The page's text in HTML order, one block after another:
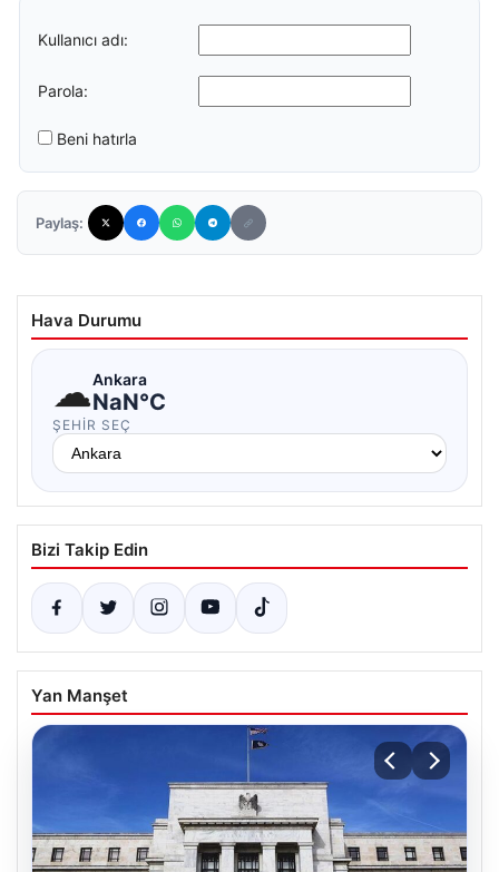
Kullanıcı adı:
Parola:
Beni hatırla
Paylaş:
Hava Durumu
☁Ankara
NaN°C
ŞEHIR SEÇ
Bizi Takip Edin
Yan Manşet